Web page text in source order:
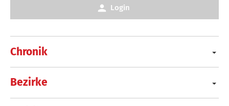
Chronik
Bezirke
Login